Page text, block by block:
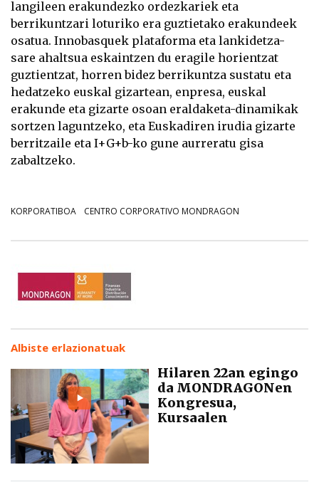
langileen erakundezko ordezkariek eta
berrikuntzari loturiko era guztietako erakundeek
osatua. Innobasquek plataforma eta lankidetza-
sare ahaltsua eskaintzen du eragile horientzat
guztientzat, horren bidez berrikuntza sustatu eta
hedatzeko euskal gizartean, enpresa, euskal
erakunde eta gizarte osoan eraldaketa-dinamikak
sortzen laguntzeko, eta Euskadiren irudia gizarte
berritzaile eta I+G+b-ko gune aurreratu gisa
zabaltzeko.
KORPORATIBOA CENTRO CORPORATIVO MONDRAGON
Albiste erlazionatuak
Hilaren 22an egingo
da MONDRAGONen
Kongresua,
Kursaalen